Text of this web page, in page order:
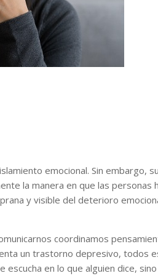
emocional. Sin embargo,
la manera en que las personas
y visible del deterioro
coordinamos
un trastorno depresivo, todos
en lo que alguien dice,